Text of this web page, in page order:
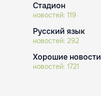
Стадион
новостей: 119
Русский язык
новостей: 292
Хорошие новости
новостей: 1721